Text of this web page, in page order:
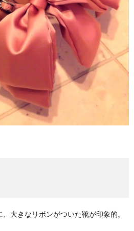
大きなリボンがついた靴が印象的。